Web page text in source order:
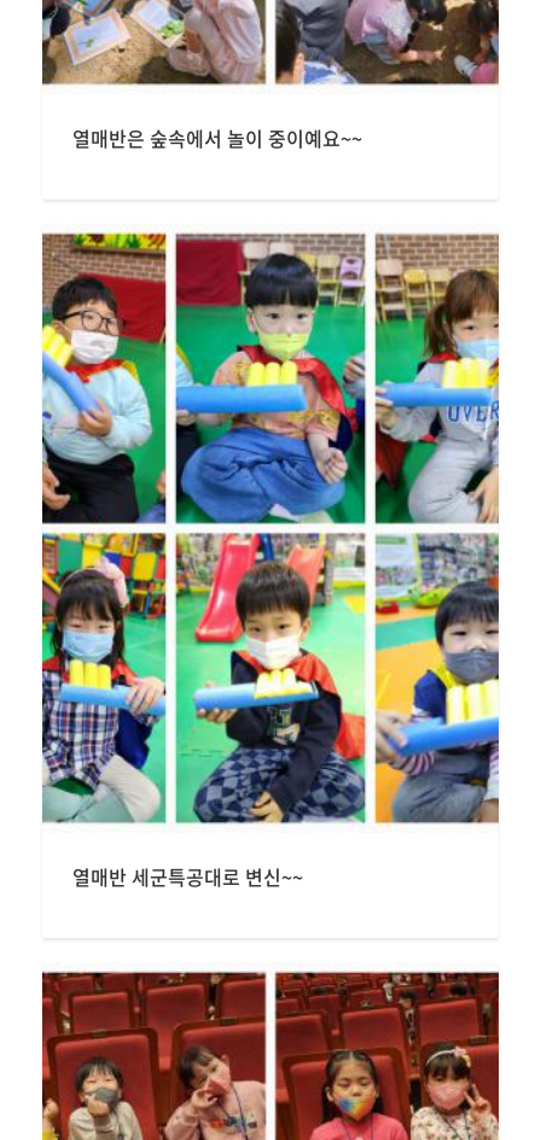
열매반은 숲속에서 놀이 중이예요~~
열매반 세군특공대로 변신~~